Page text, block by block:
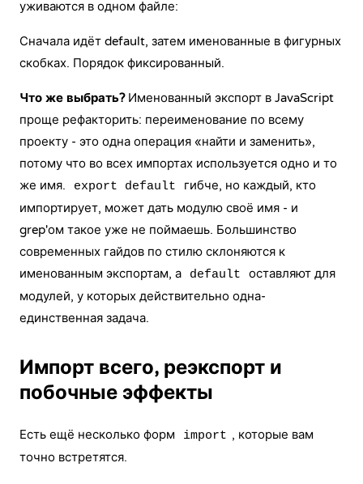
уживаются в одном файле:
Сначала идёт default, затем именованные в фигурных
скобках. Порядок фиксированный.
Что же выбрать?Именованный экспорт в JavaScript
проще рефакторить: переименование по всему
проекту - это одна операция «найти и заменить»,
потому что во всех импортах используется одно и то
же имя.
export default
гибче, но каждый, кто
импортирует, может дать модулю своё имя - и
grep'ом такое уже не поймаешь. Большинство
современных гайдов по стилю склоняются к
именованным экспортам, а
default
оставляют для
модулей, у которых действительно одна-
единственная задача.
Импорт всего, реэкспорт и
побочные эффекты
Есть ещё несколько форм import , которые вам
точно встретятся.